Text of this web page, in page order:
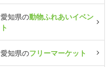
愛知県の動物ふれあいイベン
ト
愛知県のフリーマーケット